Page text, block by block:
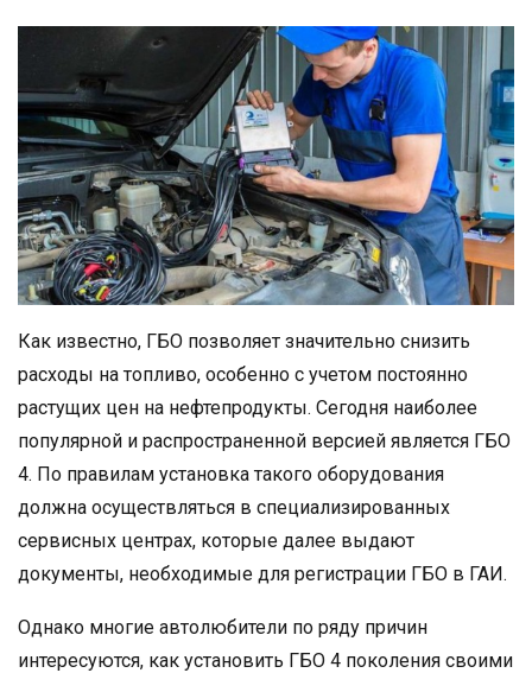
Как известно, ГБО позволяет значительно снизить
расходы на топливо, особенно с учетом постоянно
растущих цен на нефтепродукты. Сегодня наиболее
популярной и распространенной версией является ГБО
4. По правилам установка такого оборудования
должна осуществляться в специализированных
сервисных центрах, которые далее выдают
документы, необходимые для регистрации ГБО в ГАИ.
Однако многие автолюбители по ряду причин
интересуются, как установить ГБО 4 поколения своими